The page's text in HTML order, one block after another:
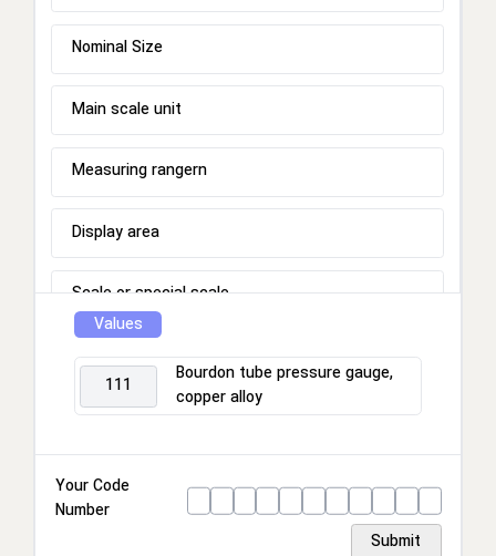
Nominal Size
Main scale unit
Measuring rangern
Display area
Scale or special scale
Process connection
Connection location
Housing
Values
111
Bourdon tube pressure gauge,
copper alloy
Your Code
Number
Submit